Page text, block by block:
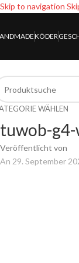
Skip to navigation
KÖDER
WÄHLEN
tuwob-
Veröffentlicht von
An 29. September